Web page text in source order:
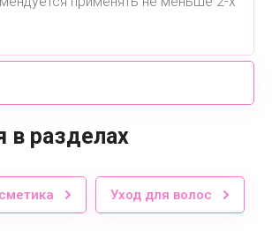
в разделах
Уход для волос